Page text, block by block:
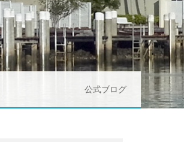
公式ブログ